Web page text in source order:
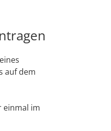
auf dem
einmal im